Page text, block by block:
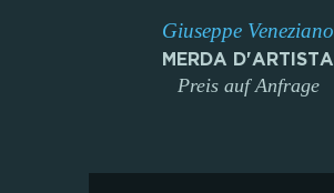
Giuseppe Veneziano
MERDA D'ARTISTA
Preis auf Anfrage